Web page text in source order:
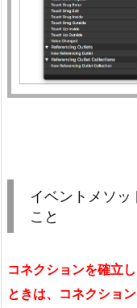
イベントメソッ
こと
コネクションを確立
ときは、コネクショ